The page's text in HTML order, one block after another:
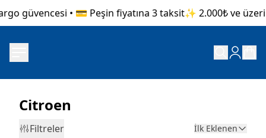
güvencesi • 💳 Peşin fiyatına 3 taksit✨ 2.000₺ ve üzeri
Citroen
Filtreler İlk Eklenen